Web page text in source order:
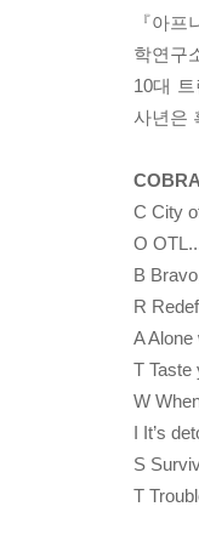
『아
학연구
10대
사년은
C City
O
B
R
A
T Taste
W
I It’s
S
T